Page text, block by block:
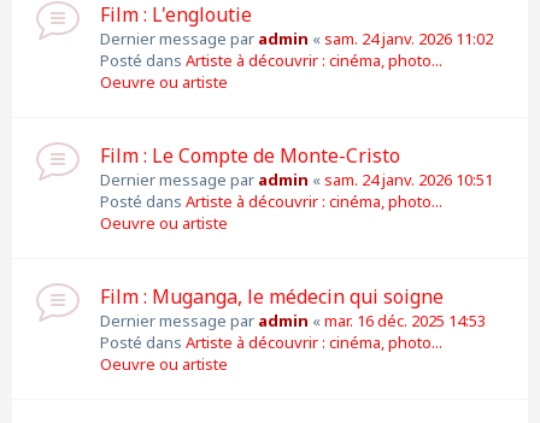
Film : L'engloutie
Dernier message par admin «sam. 24 janv. 2026 11:02
Posté dans Artiste à découvrir : cinéma, photo...
Oeuvre ou artiste
Film : Le Compte de Monte-Cristo
Dernier message par admin «sam. 24 janv. 2026 10:51
Posté dans Artiste à découvrir : cinéma, photo...
Oeuvre ou artiste
Film : Muganga, le médecin qui soigne
Dernier message par admin «mar. 16 déc. 2025 14:53
Posté dans Artiste à découvrir : cinéma, photo...
Oeuvre ou artiste